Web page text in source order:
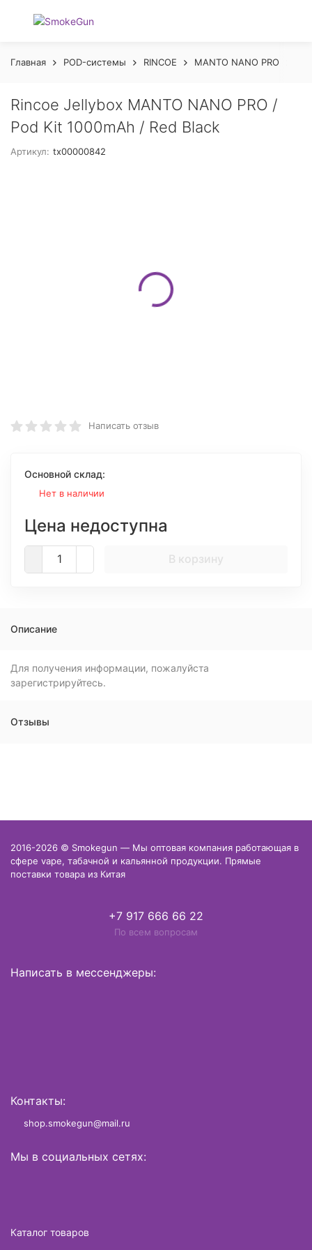
Главная POD-системы RINCOE MANTO NANO PRO
Rincoe Jellybox MANTO NANO PRO /
Pod Kit 1000mAh / Red Black
Артикул: tx00000842
Написать отзыв
Основной склад:
Нет в наличии
Цена недоступна
В корзину
Описание
Для получения информации, пожалуйста
зарегистрируйтесь.
Отзывы
2016-2026 © Smokegun — Мы оптовая компания работающая в
сфере vape, табачной и кальянной продукции. Прямые
поставки товара из Китая
+7 917 666 66 22
По всем вопросам
Написать в мессенджеры:
Контакты:
shop.smokegun@mail.ru
Мы в социальных сетях:
Каталог товаров